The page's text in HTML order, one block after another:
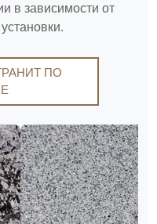
в зависимости от
ПО